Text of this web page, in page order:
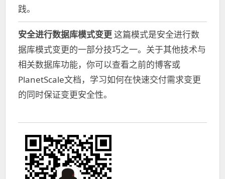
践。
安全进行数据库模式变更这篇模式是安全进行数
据库模式变更的一部分技巧之一。关于其他技术与
相关数据库功能，你可以查看之前的博客或
PlanetScale文档，学习如何在快速交付需求变更
的同时保证变更安全性。